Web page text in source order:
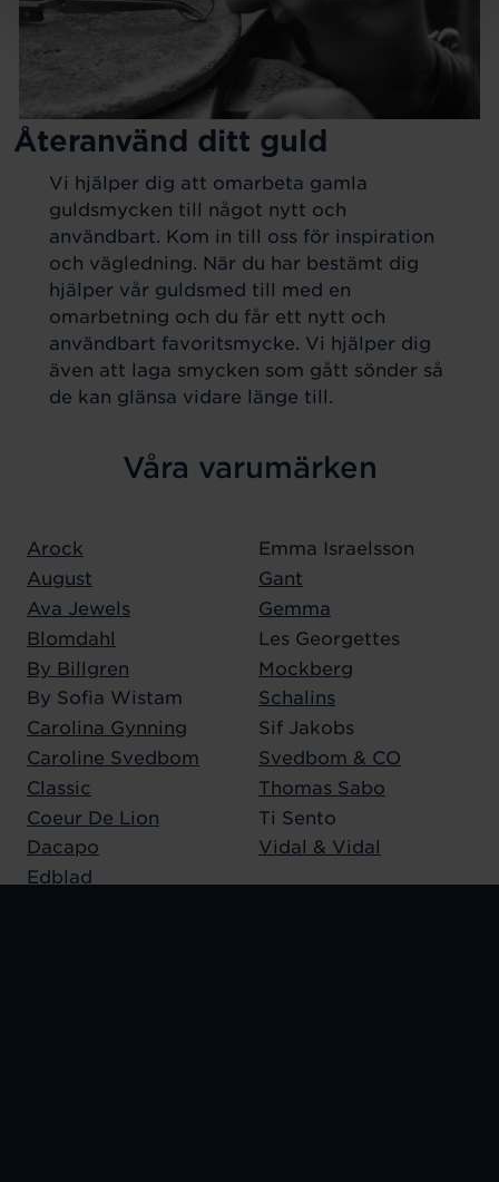
Återanvänd ditt guld
Vi hjälper dig att omarbeta gamla
guldsmycken till något nytt och
användbart. Kom in till oss för inspiration
och vägledning. När du har bestämt dig
hjälper vår guldsmed till med en
omarbetning och du får ett nytt och
användbart favoritsmycke. Vi hjälper dig
även att laga smycken som gått sönder så
de kan glänsa vidare länge till.
Våra varumärken
Arock
August
Ava Jewels
Blomdahl
By Billgren
By Sofia Wistam
Carolina Gynning
Caroline Svedbom
Classic
Coeur De Lion
Dacapo
Edblad
Emma Israelsson
Gant
Gemma
Les Georgettes
Mockberg
Schalins
Sif Jakobs
Svedbom & CO
Thomas Sabo
Ti Sento
Vidal & Vidal